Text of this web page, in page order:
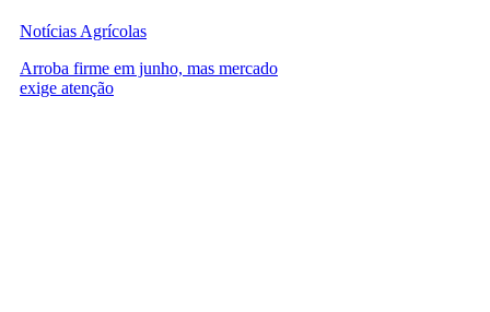
Notícias Agrícolas
Arroba firme em junho, mas mercado
exige atenção